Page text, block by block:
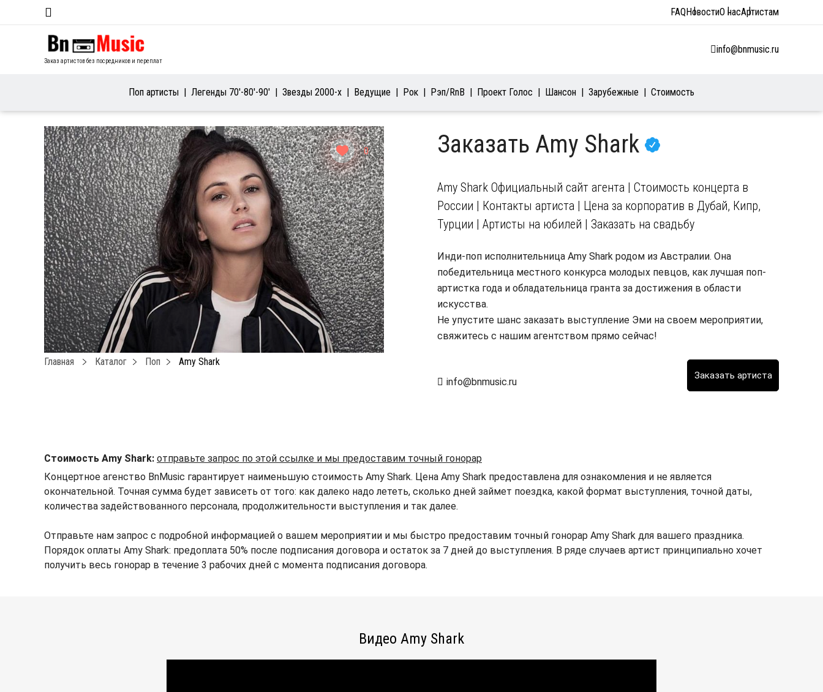
FAQНовостиО насАртистам
Заказ артистов без посредников и переплат
info@bnmusic.ru
Поп артисты Легенды 70′-80′-90′ Звезды 2000-х Ведущие Рок Рэп/RnB Проект Голос Шансон Зарубежные Стоимость
0
Главная Каталог Поп Amy Shark
Заказать Amy Shark
Amy Shark Официальный сайт агента | Стоимость концерта в
России | Контакты артиста | Цена за корпоратив в Дубай, Кипр,
Турции | Артисты на юбилей | Заказать на свадьбу
Инди-поп исполнительница Amy Shark родом из Австралии. Она
победительница местного конкурса молодых певцов, как лучшая поп-
артистка года и обладательница гранта за достижения в области
искусства.
Не упустите шанс заказать выступление Эми на своем мероприятии,
свяжитесь с нашим агентством прямо сейчас!
info@bnmusic.ru
Стоимость Amy Shark: отправьте запрос по этой ссылке и мы предоставим точный гонорар
Концертное агенство BnMusic гарантирует наименьшую стоимость Amy Shark. Цена Amy Shark предоставлена для ознакомления и не является
окончательной. Точная сумма будет зависеть от того: как далеко надо лететь, сколько дней займет поездка, какой формат выступления, точной даты,
количества задействованного персонала, продолжительности выступления и так далее.
Отправьте нам запрос с подробной информацией о вашем мероприятии и мы быстро предоставим точный гонорар Amy Shark для вашего праздника.
Порядок оплаты Amy Shark: предоплата 50% после подписания договора и остаток за 7 дней до выступления. В ряде случаев артист принципиально хочет
получить весь гонорар в течение 3 рабочих дней с момента подписания договора.
Видео Amy Shark